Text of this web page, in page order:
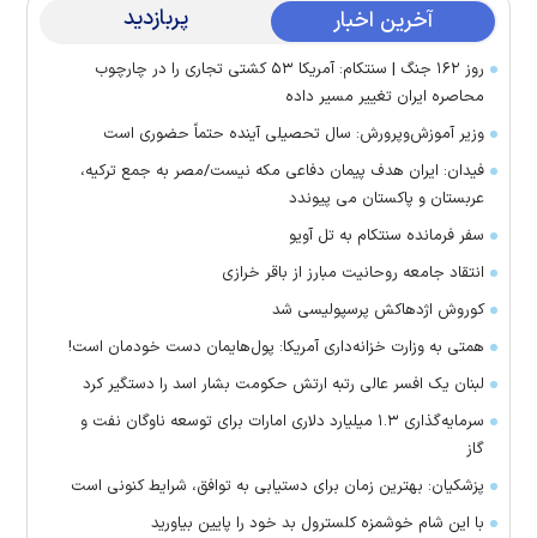
آخرین اخبار پربازدید
روز ۱۶۲ جنگ | سنتکام: آمریکا ۵۳ کشتی تجاری را در چارچوب
محاصره ایران تغییر مسیر داده
وزیر آموزش‌وپرورش: سال تحصیلی آینده حتماً حضوری است
فیدان: ایران هدف پیمان دفاعی مکه نیست/مصر به جمع ترکیه،
عربستان و پاکستان می پیوندد
سفر فرمانده سنتکام به تل آویو
انتقاد جامعه روحانیت مبارز از باقر خرازی
کوروش اژدهاکش پرسپولیسی شد
همتی به وزارت خزانه‌داری آمریکا: پول‌هایمان دست خودمان است!
لبنان یک افسر عالی رتبه ارتش حکومت بشار اسد را دستگیر کرد
سرمایه‌گذاری ۱.۳ میلیارد دلاری امارات برای توسعه ناوگان نفت و
گاز
پزشکیان: بهترین زمان برای دستیابی به توافق، شرایط کنونی است
با این شام خوشمزه کلسترول بد خود را پایین بیاورید